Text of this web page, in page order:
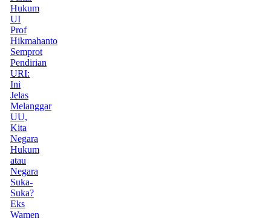
Hukum
UI
Prof
Hikmahanto
Semprot
Pendirian
URI:
Ini
Jelas
Melanggar
UU,
Kita
Negara
Hukum
atau
Negara
Suka-
Suka?
Eks
Wamen